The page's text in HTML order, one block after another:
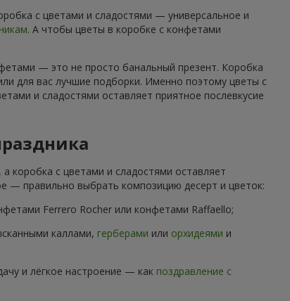
с цветами и сладостями — универсальное и
. А чтобы цветы в коробке с конфетами
— это не просто банальный презент. Коробка
для вас лучшие подборки. Именно поэтому цветы с
и сладостями оставляет приятное послевкусие
коробка с цветами и сладостями оставляет
— правильно выбрать композицию десерт и цветок:
Ferrero Rocher или конфетами Raffaello;
каллами, герберами или орхидеями и
и лёгкое настроение — как поздравление с